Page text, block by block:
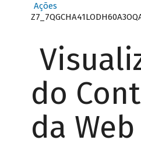
Ações
do
da Web